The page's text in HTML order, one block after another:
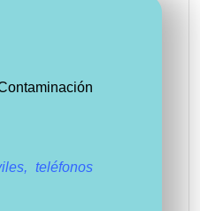
teléfonos